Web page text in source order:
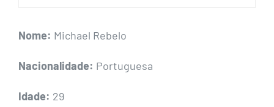
Nome: Michael Rebelo
Nacionalidade: Portuguesa
Idade: 29